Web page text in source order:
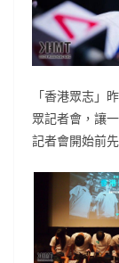
「香港眾志」
眾記者會，讓
記者會開始前